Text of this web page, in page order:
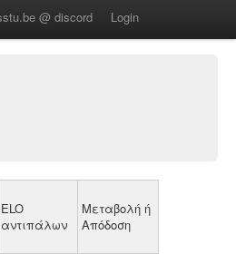
@ discord Login
ELO
αντιπάλων
Μεταβολή ή
Απόδοση